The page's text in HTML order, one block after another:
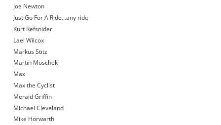
Joe Newton
Just Go For A Ride…any ride
Kurt Refsnider
Lael Wilcox
Markus Stitz
Martin Moschek
Max
Max the Cyclist
Meraid Griffin
Michael Cleveland
Mike Horwarth